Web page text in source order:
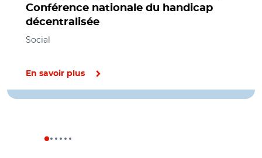
Conférence nationale du handicap
décentralisée
Social
En savoir plus